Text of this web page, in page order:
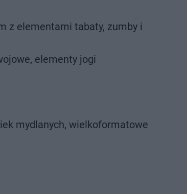
z elementami tabaty, zumby i
elementy jogi
mydlanych, wielkoformatowe